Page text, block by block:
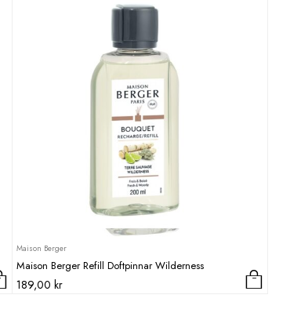
Maison Berger
Maison Berger Refill Doftpinnar Wilderness
189,00 kr